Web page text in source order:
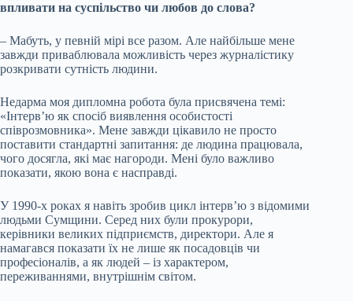
впливати на суспільство чи любов до слова?
– Мабуть, у певній мірі все разом. Але найбільше мене
завжди приваблювала можливість через журналістику
розкривати сутність людини.
Недарма моя дипломна робота була присвячена темі:
«Інтерв’ю як спосіб виявлення особистості
співрозмовника». Мене завжди цікавило не просто
поставити стандартні запитання: де людина працювала,
чого досягла, які має нагороди. Мені було важливо
показати, якою вона є насправді.
У 1990-х роках я навіть зробив цикл інтерв’ю з відомими
людьми Сумщини. Серед них були прокурори,
керівники великих підприємств, директори. Але я
намагався показати їх не лише як посадовців чи
професіоналів, а як людей – із характером,
переживаннями, внутрішнім світом.